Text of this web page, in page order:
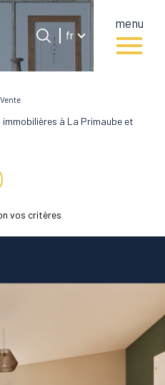
menu
Langue
fr
Langue
Vente
à La Primaube et
vos critères